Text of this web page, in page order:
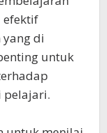
efektif
di
untuk
pelajari.